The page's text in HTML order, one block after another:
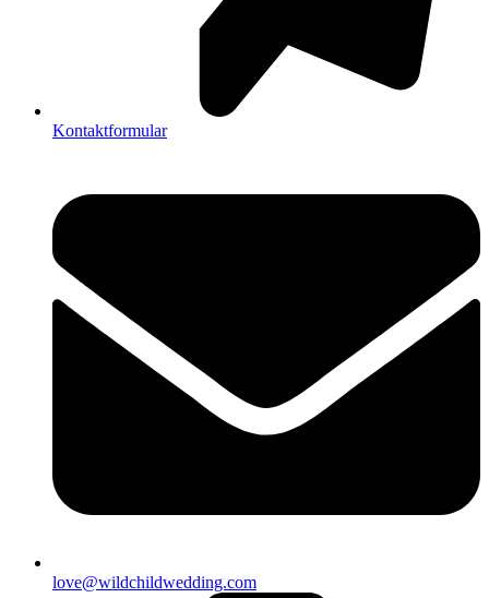
Kontaktformular
love@wildchildwedding.com